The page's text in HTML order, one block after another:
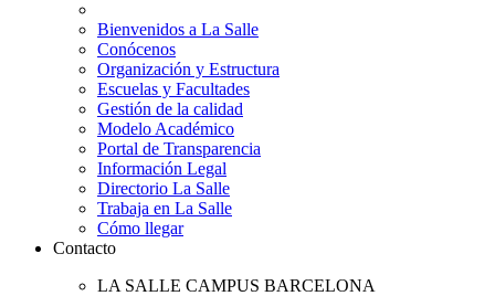
Bienvenidos a La Salle
Conócenos
Organización y Estructura
Escuelas y Facultades
Gestión de la calidad
Modelo Académico
Portal de Transparencia
Información Legal
Directorio La Salle
Trabaja en La Salle
Cómo llegar
Contacto
LA SALLE CAMPUS BARCELONA